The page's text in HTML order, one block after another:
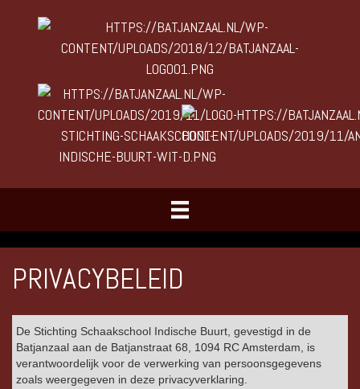
PRIVACYBELEID
De Stichting Schaakschool Indische Buurt, gevestigd in de
Batjanzaal aan de Batjanstraat 68, 1094 RC Amsterdam, is
verantwoordelijk voor de verwerking van persoonsgegevens
zoals weergegeven in deze privacyverklaring.